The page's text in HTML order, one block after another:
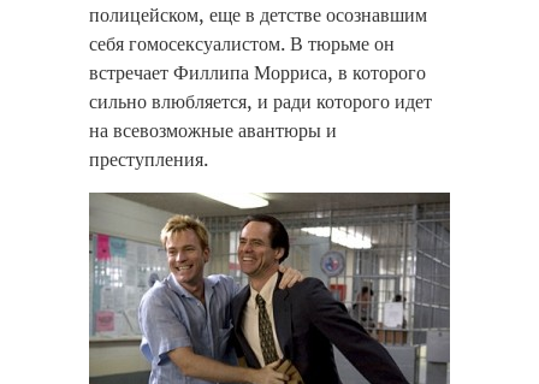
полицейском, еще в детстве осознавшим
себя гомосексуалистом. В тюрьме он
встречает Филлипа Морриса, в которого
сильно влюбляется, и ради которого идет
на всевозможные авантюры и
преступления.